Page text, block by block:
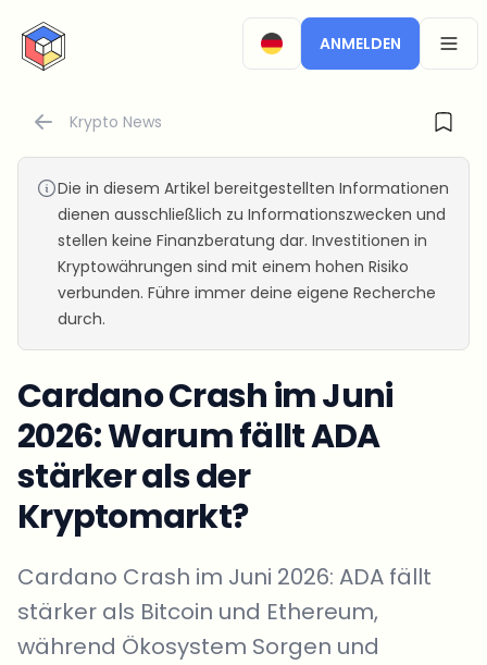
CryptoTicker
ANMELDEN
Krypto News
Die in diesem Artikel bereitgestellten Informationen
dienen ausschließlich zu Informationszwecken und
stellen keine Finanzberatung dar. Investitionen in
Kryptowährungen sind mit einem hohen Risiko
verbunden. Führe immer deine eigene Recherche
durch.
Cardano Crash im Juni
2026: Warum fällt ADA
stärker als der
Kryptomarkt?
Cardano Crash im Juni 2026: ADA fällt
stärker als Bitcoin und Ethereum,
während Ökosystem Sorgen und